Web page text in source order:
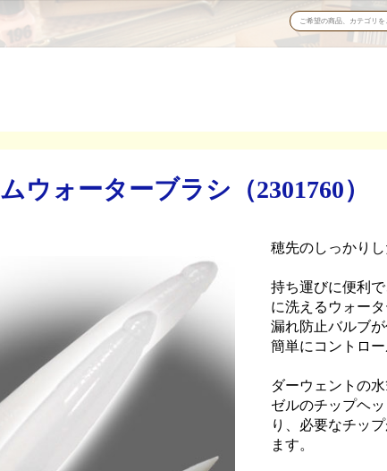
ォーターブラシ（2301760）
穂先のしっかり
持ち運びに便利
に洗えるウォータ
漏れ防止バルブ
簡単にコントロー
ダーウェントの
ゼルのチップヘ
り、必要なチッ
ます。